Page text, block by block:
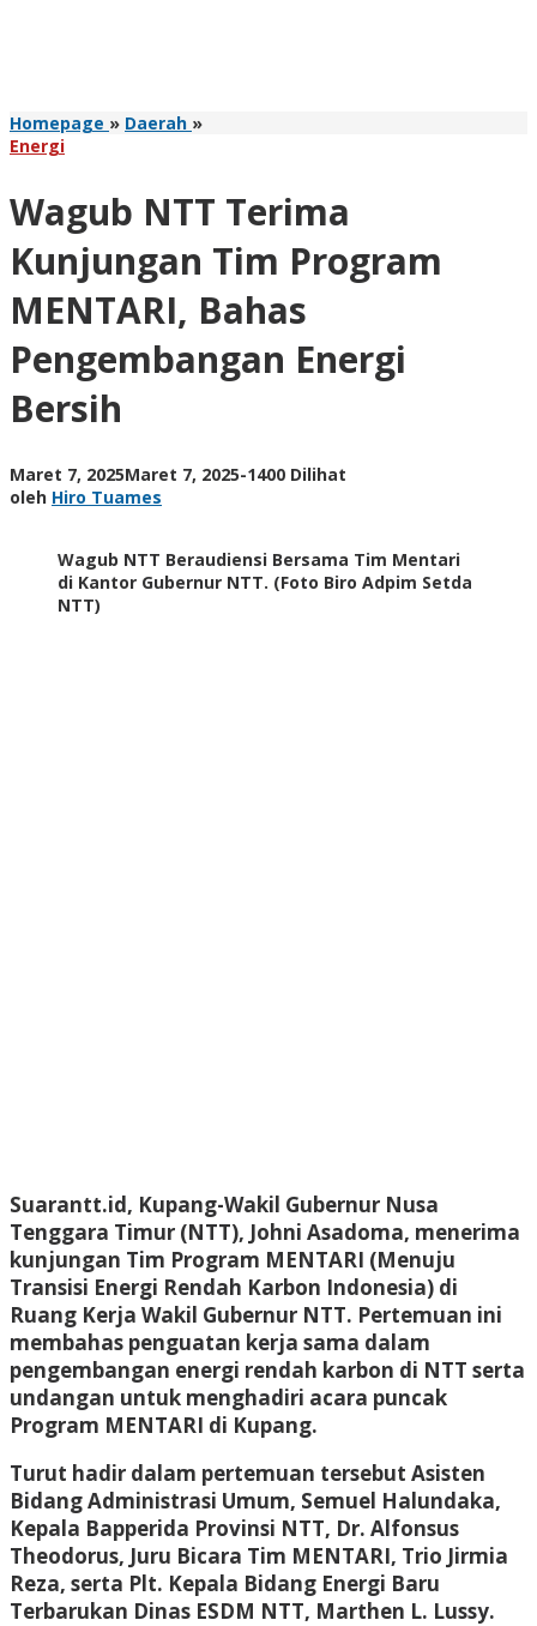
Homepage » Daerah »Wagub
MENTARI,
Bahas
Pengembangan
Energi
Bersih
Energi
Wagub NTT Terima
Kunjungan Tim Program
MENTARI, Bahas
Pengembangan Energi
Bersih
Maret 7, 2025Maret 7, 2025oleh
-1400 Dilihat
oleh Hiro Tuames
Wagub NTT Beraudiensi Bersama Tim Mentari
di Kantor Gubernur NTT. (Foto Biro Adpim Setda
NTT)
Suarantt.id, Kupang-Wakil Gubernur Nusa
Tenggara Timur (NTT), Johni Asadoma, menerima
kunjungan Tim Program MENTARI (Menuju
Transisi Energi Rendah Karbon Indonesia) di
Ruang Kerja Wakil Gubernur NTT. Pertemuan ini
membahas penguatan kerja sama dalam
pengembangan energi rendah karbon di NTT serta
undangan untuk menghadiri acara puncak
Program MENTARI di Kupang.
Turut hadir dalam pertemuan tersebut Asisten
Bidang Administrasi Umum, Semuel Halundaka,
Kepala Bapperida Provinsi NTT, Dr. Alfonsus
Theodorus, Juru Bicara Tim MENTARI, Trio Jirmia
Reza, serta Plt. Kepala Bidang Energi Baru
Terbarukan Dinas ESDM NTT, Marthen L. Lussy.